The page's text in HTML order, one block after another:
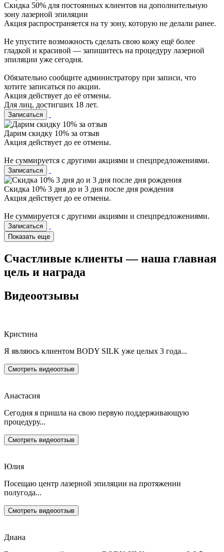
Cкидка 50% для постоянных клиентов на дополнительную
зону лазерной эпиляции
Акция распространяется на ту зону, которую не делали ранее.
Не упустите возможность сделать свою кожу ещё более
гладкой и красивой — запишитесь на процедуру лазерной
эпиляции уже сегодня.
Обязательно сообщите администратору при записи, что
хотите записаться по акции.
Акция действует до её отмены.
Для лиц, достигших 18 лет.
Записаться
Дарим скидку 10% за отзыв
Акция действует до ее отмены.
Не суммируется с другими акциями и спецпредложениями.
Записаться
Скидка 10% 3 дня до и 3 дня после дня рождения
Акция действует до ее отмены.
Не суммируется с другими акциями и спецпредложениями.
Записаться
Показать еще
Счастливые клиенты — наша главная
цель и награда
Видеоотзывы
Кристина
Я являюсь клиентом BODY SILK уже целых 3 года...
Смотреть видеоотзыв
Анастасия
Сегодня я пришла на свою первую поддерживающую
процедуру...
Смотреть видеоотзыв
Юлия
Посещаю центр лазерной эпиляции на протяжении
полугода...
Смотреть видеоотзыв
Диана